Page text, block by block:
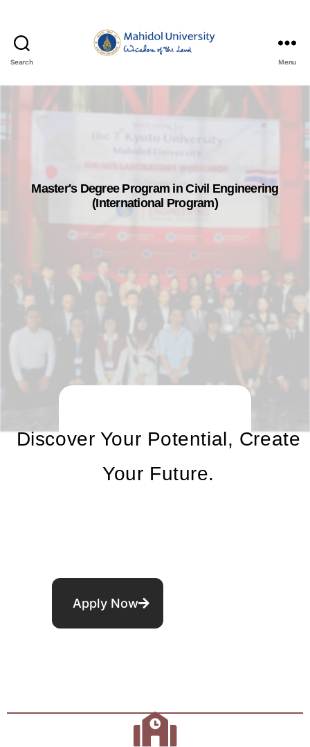
Search Menu
Master's Degree Program in Civil Engineering
(International Program)
Discover Your Potential, Create
Your Future.
Apply Now